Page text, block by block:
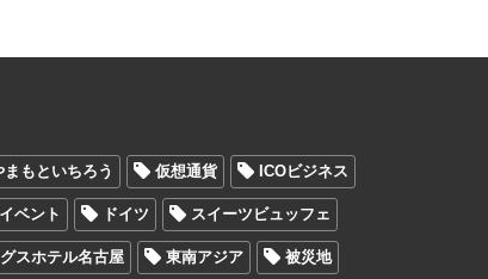
まもといちろう 仮想通貨 ICOビジネス
ベント ドイツ スイーツビュッフェ
スホテル名古屋 東南アジア 被災地